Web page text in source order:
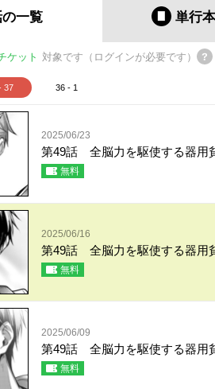
一覧 単行
ケット 対象です（ログインが必要です）
37 36 - 1
2025/06/23
第49話 全脳力を駆使する器用
無料
2025/06/16
第49話 全脳力を駆使する器用
無料
2025/06/09
第49話 全脳力を駆使する器用
無料